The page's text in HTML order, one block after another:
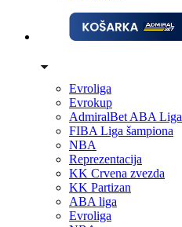
Evroliga
Evrokup
AdmiralBet ABA Liga
FIBA Liga šampiona
NBA
Reprezentacija
KK Crvena zvezda
KK Partizan
ABA liga
Evroliga